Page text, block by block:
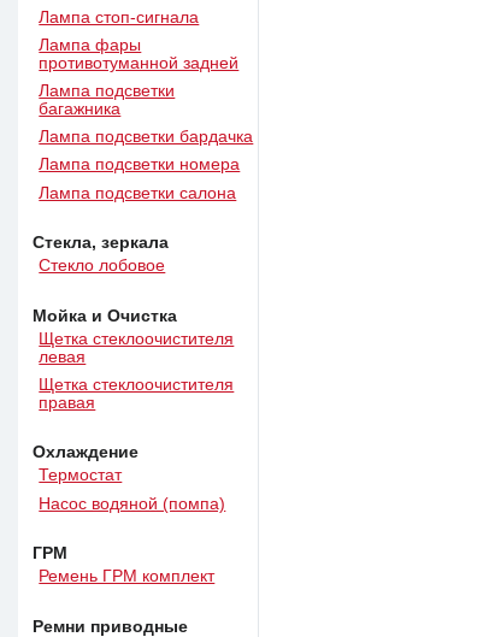
Лампа стоп-сигнала
Лампа фары
противотуманной задней
Лампа подсветки
багажника
Лампа подсветки бардачка
Лампа подсветки номера
Лампа подсветки салона
Стекла, зеркала
Стекло лобовое
Мойка и Очистка
Щетка стеклоочистителя
левая
Щетка стеклоочистителя
правая
Охлаждение
Термостат
Насос водяной (помпа)
ГРМ
Ремень ГРМ комплект
Ремни приводные